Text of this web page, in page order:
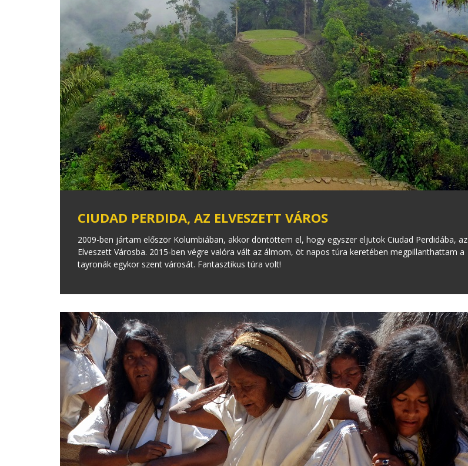
CIUDAD PERDIDA, AZ ELVESZETT VÁROS
2009-ben jártam először Kolumbiában, akkor döntöttem el, hogy egyszer eljutok Ciudad Perdidába, az
Elveszett Városba. 2015-ben végre valóra vált az álmom, öt napos túra keretében megpillanthattam a
tayronák egykor szent városát. Fantasztikus túra volt!